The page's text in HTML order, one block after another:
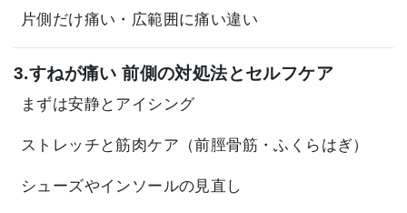
片側だけ痛い・広範囲に痛い違い
3.すねが痛い 前側の対処法とセルフケア
まずは安静とアイシング
ストレッチと筋肉ケア（前脛骨筋・ふくらはぎ）
シューズやインソールの見直し